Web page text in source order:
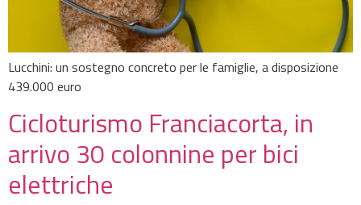
Lucchini: un sostegno concreto per le famiglie, a disposizione
439.000 euro
Cicloturismo Franciacorta, in
arrivo 30 colonnine per bici
elettriche